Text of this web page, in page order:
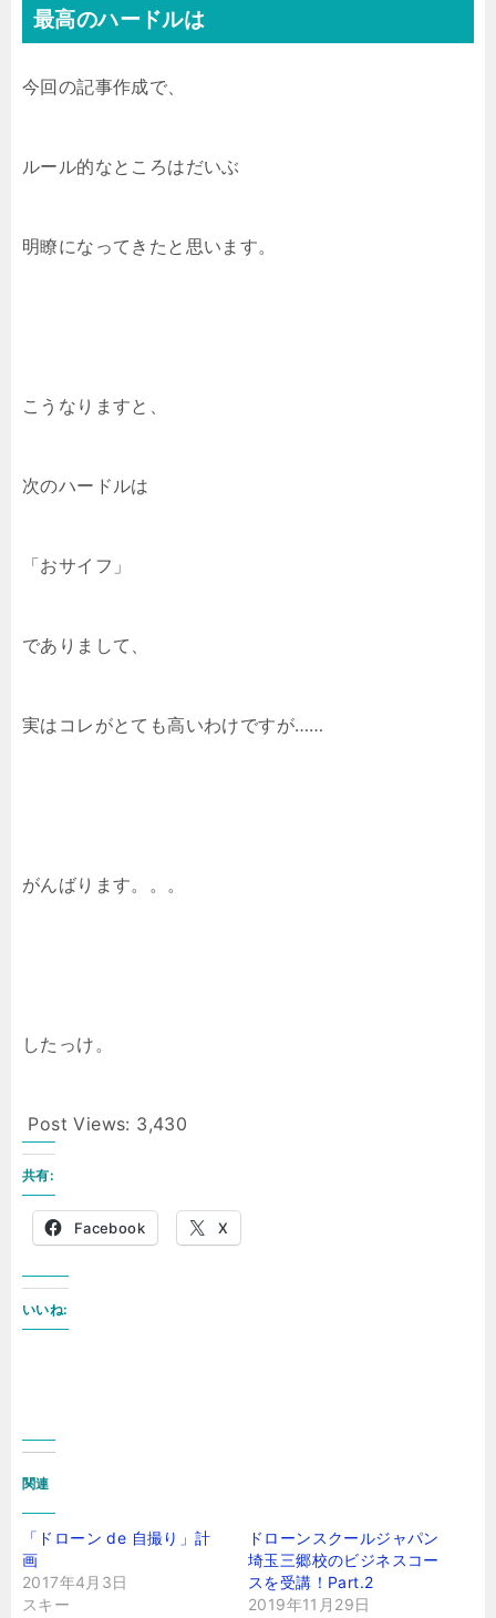
最高のハードルは
今回の記事作成で、
ルール的なところはだいぶ
明瞭になってきたと思います。
こうなりますと、
次のハードルは
「おサイフ」
でありまして、
実はコレがとても高いわけですが……
がんばります。。。
したっけ。
Post Views: 3,430
共有:
Facebook X
いいね:
関連
「ドローン de 自撮り」計
画
2017年4月3日
スキー
ドローンスクールジャパン
埼玉三郷校のビジネスコー
スを受講！Part.2
2019年11月29日